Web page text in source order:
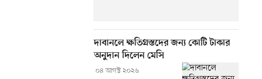
দাবানলে ক্ষতিগ্রস্তদের জন্য কোটি টাকার
অনুদান দিলেন মেসি
০৪ আগস্ট ২০২৬